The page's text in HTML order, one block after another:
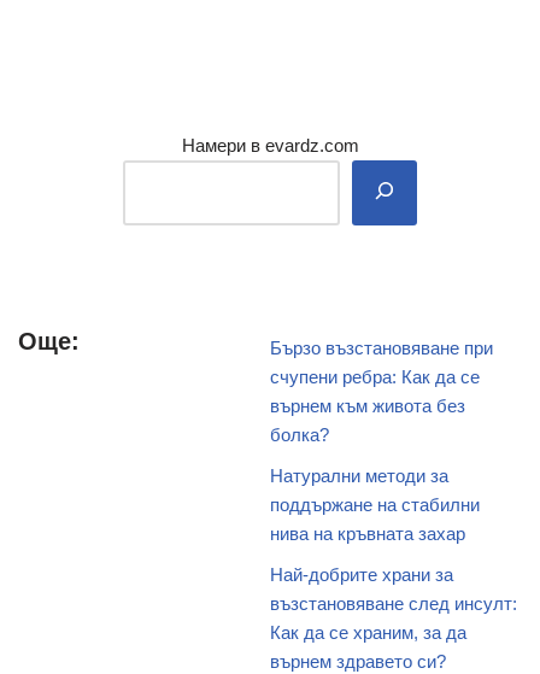
Намери в evardz.com
Още:
Бързо възстановяване при
счупени ребра: Как да се
върнем към живота без
болка?
Натурални методи за
поддържане на стабилни
нива на кръвната захар
Най-добрите храни за
възстановяване след инсулт:
Как да се храним, за да
върнем здравето си?